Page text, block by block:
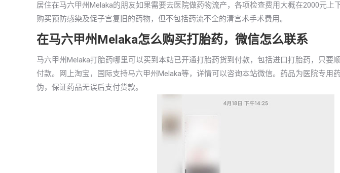
居住在马六甲州Melaka的朋友如果需要去医院做药物流产，各项检查费用大概在2000元上
购买预防感染及促子宫复旧的药物，但不包括药流不全的清宫术手术费用。
在马六甲州Melaka怎么购买打胎药，微信怎么联系
马六甲州Melaka打胎药哪里可以买到本站已开通打胎药货到付款，包括进口打胎药，只要
付款。网上淘宝，国际支持马六甲州Melaka等，详情可以咨询本站微信。药品为医院专用
伪，保证药品无误后支付货款。